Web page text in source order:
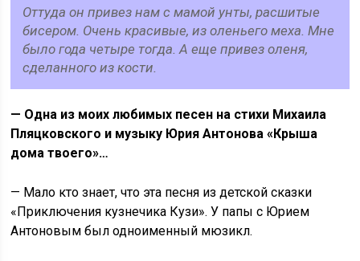
Оттуда он привез нам с мамой унты, расшитые
бисером. Очень красивые, из оленьего меха. Мне
было года четыре тогда. А еще привез оленя,
сделанного из кости.
— Одна из моих любимых песен на стихи Михаила
Пляцковского и музыку Юрия Антонова «Крыша
дома твоего»…
— Мало кто знает, что эта песня из детской сказки
«Приключения кузнечика Кузи». У папы с Юрием
Антоновым был одноименный мюзикл.